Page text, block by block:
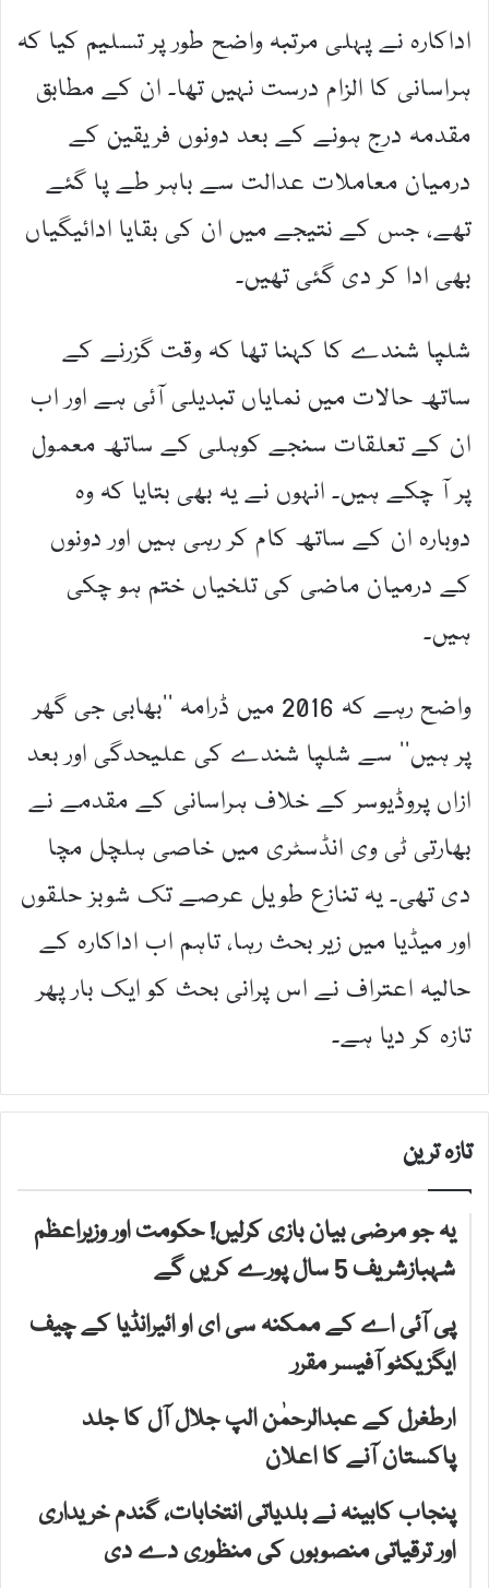
اداکارہ نے پہلی مرتبہ واضح طور پر تسلیم کیا کہ
ہراسانی کا الزام درست نہیں تھا۔ ان کے مطابق
مقدمہ درج ہونے کے بعد دونوں فریقین کے
درمیان معاملات عدالت سے باہر طے پا گئے
تھے، جس کے نتیجے میں ان کی بقایا ادائیگیاں
بھی ادا کر دی گئی تھیں۔
شلپا شندے کا کہنا تھا کہ وقت گزرنے کے
ساتھ حالات میں نمایاں تبدیلی آئی ہے اور اب
ان کے تعلقات سنجے کوہلی کے ساتھ معمول
پر آ چکے ہیں۔ انہوں نے یہ بھی بتایا کہ وہ
دوبارہ ان کے ساتھ کام کر رہی ہیں اور دونوں
کے درمیان ماضی کی تلخیاں ختم ہو چکی
ہیں۔
واضح رہے کہ 2016 میں ڈرامہ ’’بھابی جی گھر
پر ہیں‘‘ سے شلپا شندے کی علیحدگی اور بعد
ازاں پروڈیوسر کے خلاف ہراسانی کے مقدمے نے
بھارتی ٹی وی انڈسٹری میں خاصی ہلچل مچا
دی تھی۔ یہ تنازع طویل عرصے تک شوبز حلقوں
اور میڈیا میں زیر بحث رہا، تاہم اب اداکارہ کے
حالیہ اعتراف نے اس پرانی بحث کو ایک بار پھر
تازہ کر دیا ہے۔
تازہ ترین
یہ جو مرضی بیان بازی کرلیں! حکومت اور وزیراعظم
شہبازشریف 5 سال پورے کریں گے
پی آئی اے کے ممکنہ سی ای او ائیرانڈیا کے چیف
ایگزیکٹو آفیسر مقرر
ارطغرل کے عبدالرحمٰن الپ جلال آل کا جلد
پاکستان آنے کا اعلان
پنجاب کابینہ نے بلدیاتی انتخابات، گندم خریداری
اور ترقیاتی منصوبوں کی منظوری دے دی